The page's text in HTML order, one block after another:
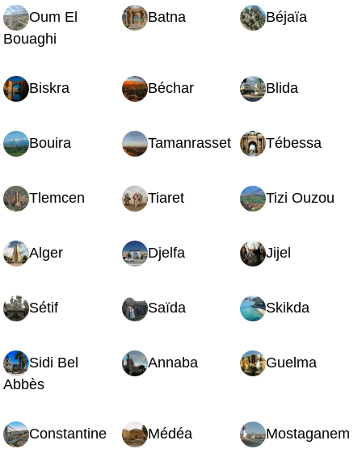
Oum El
Bouaghi
Batna Béjaïa
Biskra Béchar Blida
Bouira Tamanrasset Tébessa
Tlemcen Tiaret Tizi Ouzou
Alger Djelfa Jijel
Sétif Saïda Skikda
Sidi Bel
Abbès
Annaba Guelma
Constantine Médéa Mostaganem